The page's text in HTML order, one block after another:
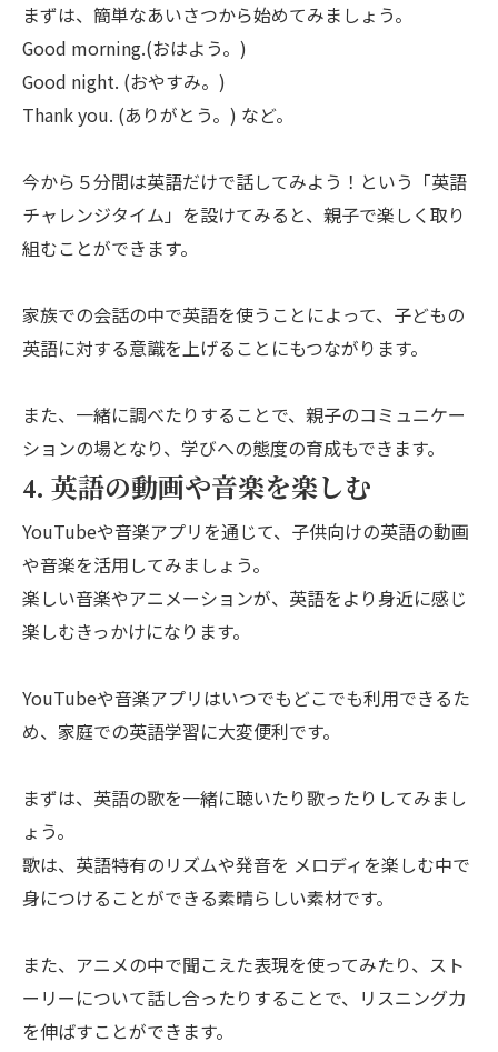
まずは、簡単なあいさつから始めてみましょう。
Good morning.(おはよう。)
Good night. (おやすみ。)
Thank you. (ありがとう。) など。
今から５分間は英語だけで話してみよう！という「英語
チャレンジタイム」を設けてみると、親子で楽しく取り
組むことができます。
家族での会話の中で英語を使うことによって、子どもの
英語に対する意識を上げることにもつながります。
また、一緒に調べたりすることで、親子のコミュニケー
ションの場となり、学びへの態度の育成もできます。
4. 英語の動画や音楽を楽しむ
YouTubeや音楽アプリを通じて、子供向けの英語の動画
や音楽を活用してみましょう。
楽しい音楽やアニメーションが、英語をより身近に感じ
楽しむきっかけになります。
YouTubeや音楽アプリはいつでもどこでも利用できるた
め、家庭での英語学習に大変便利です。
まずは、英語の歌を一緒に聴いたり歌ったりしてみまし
ょう。
歌は、英語特有のリズムや発音を メロディを楽しむ中で
身につけることができる素晴らしい素材です。
また、アニメの中で聞こえた表現を使ってみたり、スト
ーリーについて話し合ったりすることで、リスニング力
を伸ばすことができます。